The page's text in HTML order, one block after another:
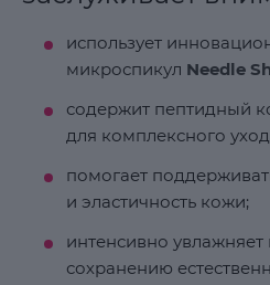
использует
микроспикул Needle
содержит пептидный
для комплексного
помогает
и эластичность кожи;
интенсивно увлажняет
сохранению